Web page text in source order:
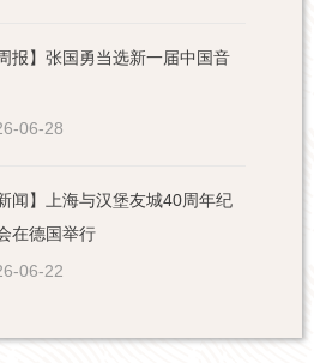
报】张国勇当选新一届中国音
06-28
闻】上海与汉堡友城40周年纪
在德国举行
06-22